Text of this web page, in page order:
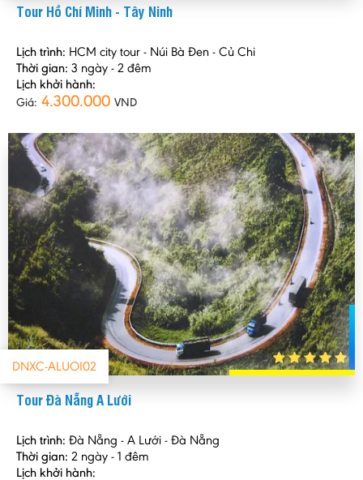
Tour Hồ Chí Minh - Tây Ninh
Lịch trình: HCM city tour - Núi Bà Đen - Củ Chi
Thời gian: 3 ngày - 2 đêm
Lịch khởi hành:
Giá: 4.300.000 VND
DNXC-ALUOI02
Tour Đà Nẵng A Lưới
Lịch trình: Đà Nẵng - A Lưới - Đà Nẵng
Thời gian: 2 ngày - 1 đêm
Lịch khởi hành: